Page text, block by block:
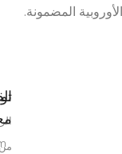
المضمونة.